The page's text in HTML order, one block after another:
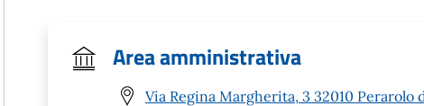
Area amministrativa
Via Regina Margherita, 3 32010 Perarolo